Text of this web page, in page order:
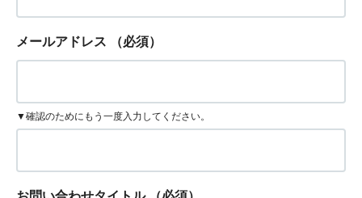
メールアドレス （必須）
▼確認のためにもう一度入力してください。